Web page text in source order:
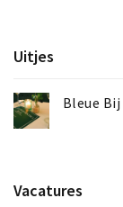
Uitjes
Bleue Bij
Vacatures